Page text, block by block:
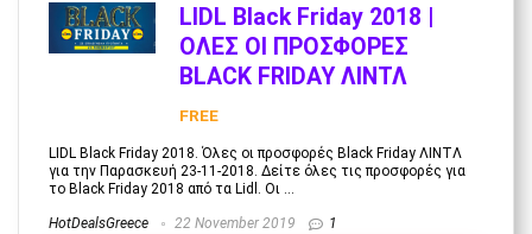
LIDL Black Friday 2018 |
ΟΛΕΣ ΟΙ ΠΡΟΣΦΟΡΕΣ
BLACK FRIDAY ΛΙΝΤΛ
FREE
LIDL Black Friday 2018. Όλες οι προσφορές Black Friday ΛΙΝΤΛ
για την Παρασκευή 23-11-2018. Δείτε όλες τις προσφορές για
το Black Friday 2018 από τα Lidl. Οι ...
HotDealsGreece 22 November 2019 1